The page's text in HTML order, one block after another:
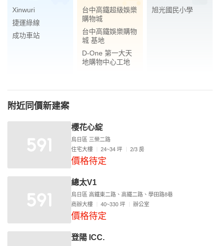
Xinwuri
捷運綠線
成功車站
台中高鐵超級娛樂
購物城
台中高鐵娛樂購物
城 基地
D-One 第一大天
地購物中心工地
旭光國民小學
附近同價新建案
櫻花心綻
烏日區 三榮二路
住宅大樓
24~34 坪 2/3 房
價格待定
總太V1
烏日區 高鐵東二路、高鐵二路、學田路8巷
商辦大樓
40~330 坪 辦公室
價格待定
登陽 ICC.